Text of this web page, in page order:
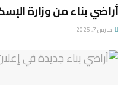
أراضي بناء من وزارة
مارس 7, 2025